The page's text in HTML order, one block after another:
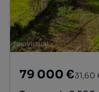
79 000 €31,60